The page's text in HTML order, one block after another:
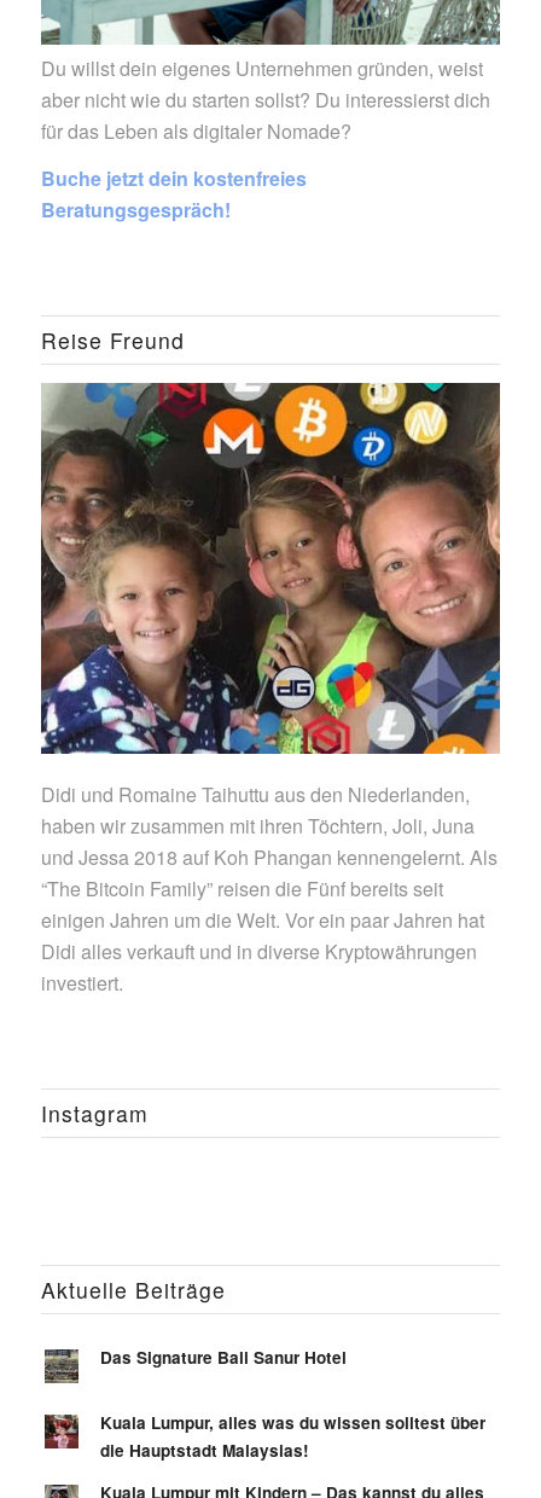
Du willst dein eigenes Unternehmen gründen, weist
aber nicht wie du starten sollst? Du interessierst dich
für das Leben als digitaler Nomade?
Buche jetzt dein kostenfreies
Beratungsgespräch!
Reise Freund
Didi und Romaine Taihuttu aus den Niederlanden,
haben wir zusammen mit ihren Töchtern, Joli, Juna
und Jessa 2018 auf Koh Phangan kennengelernt. Als
“The Bitcoin Family” reisen die Fünf bereits seit
einigen Jahren um die Welt. Vor ein paar Jahren hat
Didi alles verkauft und in diverse Kryptowährungen
investiert.
Instagram
Aktuelle Beiträge
Das Signature Bali Sanur Hotel
Kuala Lumpur, alles was du wissen solltest über
die Hauptstadt Malaysias!
Kuala Lumpur mit Kindern – Das kannst du alles